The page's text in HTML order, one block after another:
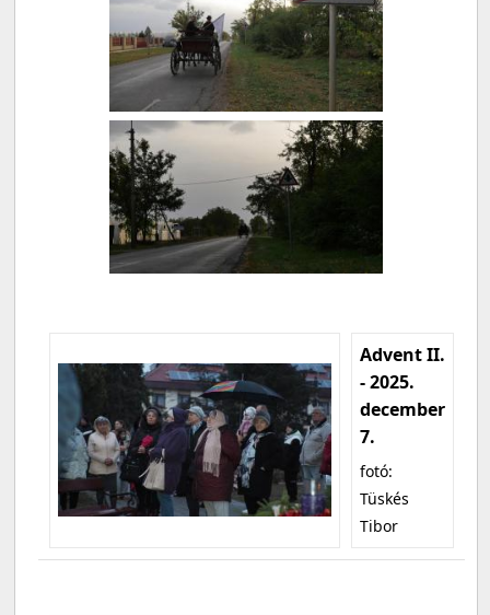
Advent II.
- 2025.
december
7.
fotó:
Tüskés
Tibor